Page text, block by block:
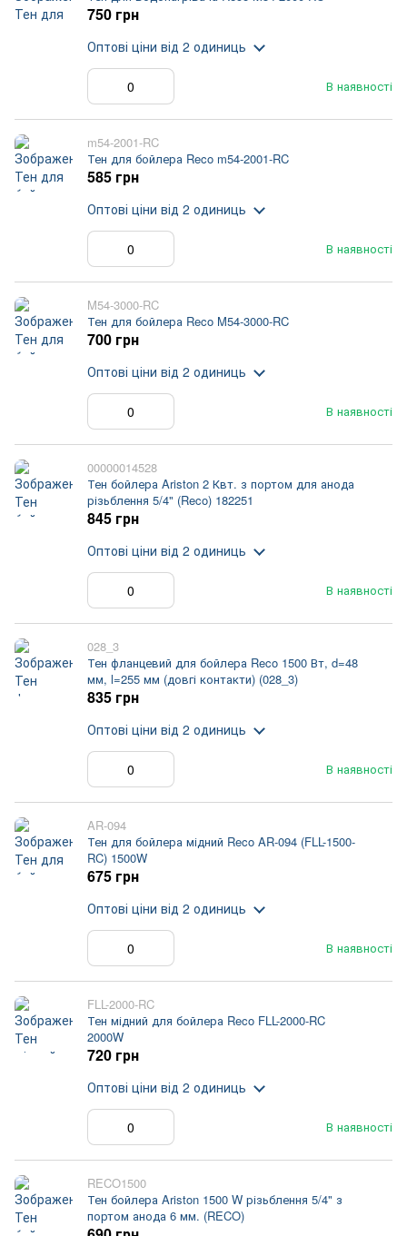
В наявності
750 грн
Оптові ціни від 2 одиниць
m54-2001-RC
Тен для бойлера Reco m54-2001-RC
В наявності
585 грн
Оптові ціни від 2 одиниць
M54-3000-RC
Тен для бойлера Reco M54-3000-RC
В наявності
700 грн
Оптові ціни від 2 одиниць
00000014528
Тен бойлера Ariston 2 Квт. з портом для анода
різьблення 5/4" (Reco) 182251
В наявності
845 грн
Оптові ціни від 2 одиниць
028_3
Тен фланцевий для бойлера Reco 1500 Вт, d=48
мм, l=255 мм (довгі контакти) (028_3)
В наявності
835 грн
Оптові ціни від 2 одиниць
AR-094
Тен для бойлера мідний Reco AR-094 (FLL-1500-
RC) 1500W
В наявності
675 грн
Оптові ціни від 2 одиниць
FLL-2000-RC
Тен мідний для бойлера Reco FLL-2000-RC
2000W
В наявності
720 грн
Оптові ціни від 2 одиниць
RECO1500
Тен бойлера Ariston 1500 W різьблення 5/4" з
портом анода 6 мм. (RECO)